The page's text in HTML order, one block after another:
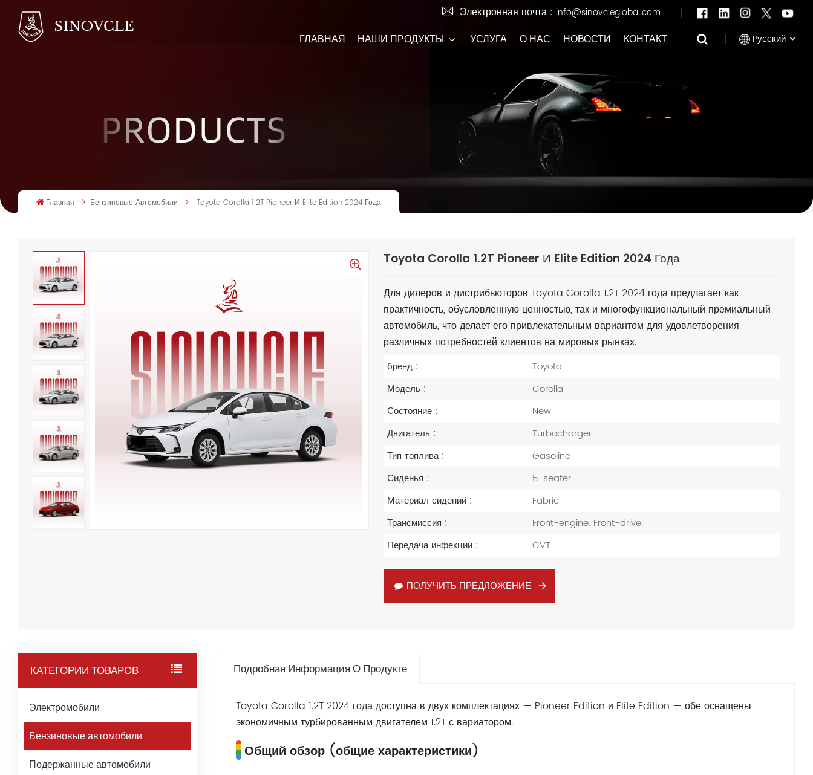
Электронная почта : info@sinovcleglobal.com
ГЛАВНАЯ
НАШИ ПРОДУКТЫ УСЛУГА О НАС НОВОСТИ КОНТАКТ Pусский
العربية
中文
Главная Бензиновые Автомобили Toyota Corolla 1.2T Pioneer И Elite Edition 2024 Года
Toyota Corolla 1.2T Pioneer И Elite Edition 2024 Года
Для дилеров и дистрибьюторов Toyota Corolla 1.2T 2024 года предлагает как
практичность, обусловленную ценностью, так и многофункциональный премиальный
автомобиль, что делает его привлекательным вариантом для удовлетворения
различных потребностей клиентов на мировых рынках.
бренд :
Toyota
Модель :
Corolla
Состояние :
New
Двигатель :
Turbocharger
Тип топлива :
Gasoline
Сиденья :
5-seater
Материал сидений :
Fabric
Трансмиссия :
Front-engine. Front-drive.
Передача инфекции :
CVT
ПОЛУЧИТЬ ПРЕДЛОЖЕНИЕ
КАТЕГОРИИ ТОВАРОВ
Электромобили
Бензиновые автомобили
Подержанные автомобили
Подробная Информация О Продукте
Toyota Corolla 1.2T 2024 года доступна в двух комплектациях — Pioneer Edition и Elite Edition — обе оснащены
экономичным турбированным двигателем 1.2T с вариатором.
Общий обзор (общие характеристики)